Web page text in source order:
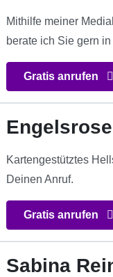
Mithilfe meiner
berate ich Sie gern
Gratis anrufen
Engelsrose
Kartengestütztes
Deinen Anruf.
Gratis anrufen
Sabina